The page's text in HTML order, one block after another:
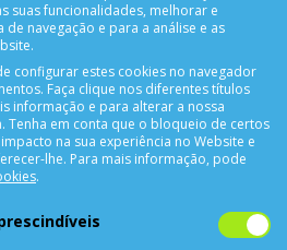
suas funcionalidades, melhorar e
navegação e para a análise e as
configurar estes cookies no navegador
Faça clique nos diferentes títulos
informação e para alterar a nossa
Tenha em conta que o bloqueio de certos
na sua experiência no Website e
lhe. Para mais informação, pode
.